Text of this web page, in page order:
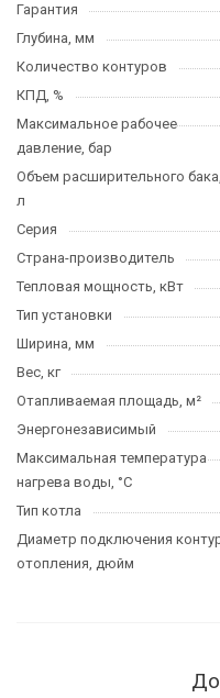
Гарантия
Глубина, мм
Количество контуров
КПД, %
Максимальное рабочее
давление, бар
Объем расширительного бака,
л
Серия
Страна-производитель
Тепловая мощность, кВт
Тип установки
Ширина, мм
Вес, кг
Отапливаемая площадь, м²
Энергонезависимый
Максимальная температура
нагрева воды, °С
Тип котла
Диаметр подключения
отопления, дюйм